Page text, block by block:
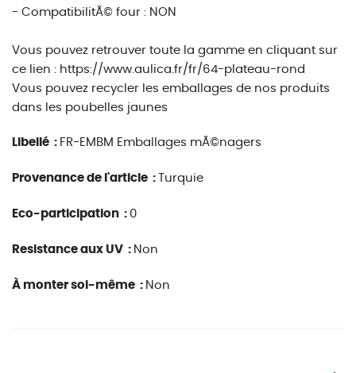
- CompatibilitÃ© four : NON
Vous pouvez retrouver toute la gamme en cliquant sur
ce lien : https://www.aulica.fr/fr/64-plateau-rond
Vous pouvez recycler les emballages de nos produits
dans les poubelles jaunes
Libellé : FR-EMBM Emballages mÃ©nagers
Provenance de l'article : Turquie
Eco-participation : 0
Resistance aux UV : Non
À monter soi-même : Non